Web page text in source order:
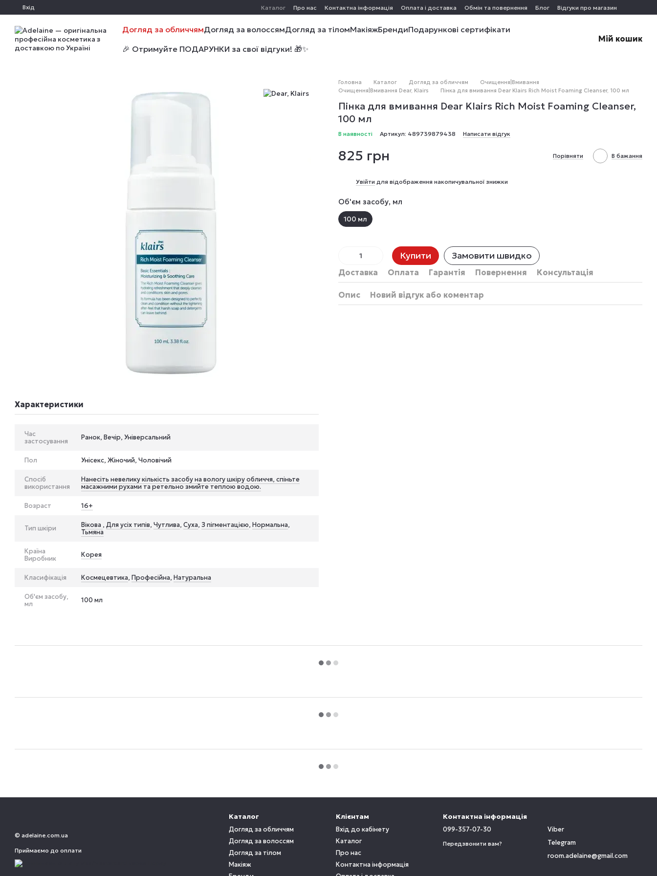
Перейти до основного контенту
Вхід Каталог Про нас Контактна інформація Оплата і доставка Обмін та повернення Блог Відгуки про магазин
Догляд за обличчямДогляд за волоссямДогляд за тіломМакіяжБрендиПодарункові сертифікати
🎉 Отримуйте ПОДАРУНКИ за свої відгуки! 🎁✨
Мій кошик
Характеристики
Час
застосування
Ранок, Вечір, Універсальний
Пол Унісекс, Жіночий, Чоловічий
Спосіб
використання
Нанесіть невелику кількість засобу на вологу шкіру обличчя, спіньте
масажними рухами та ретельно змийте теплою водою.
Возраст 16+
Тип шкіри Вікова , Для усіх типів, Чутлива, Суха, З пігментацією, Нормальна,
Тьмяна
Країна
Виробник
Корея
Класифікація Космецевтика, Професійна, Натуральна
Об'єм засобу,
мл
100 мл
Головна Каталог Догляд за обличчям
Очищення|Вмивання
Очищення|Вмивання Dear, Klairs
Пінка для вмивання Dear Klairs Rich Moist Foaming Cleanser, 100 мл
Пінка для вмивання Dear Klairs Rich Moist Foaming Cleanser,
100 мл
В наявності Артикул: 489739879438 Написати відгук
825 грн Порівняти В бажання
Увійти для відображення накопичувальної знижки
Об'єм засобу, мл
100 мл
Купити Замовити швидко
Доставка Оплата Гарантія Повернення Консультація
Опис Новий відгук або коментар
© adelaine.com.ua
Приймаємо до оплати
Каталог
Догляд за обличчям
Догляд за волоссям
Догляд за тілом
Макіяж
Клієнтам
Вхід до кабінету
Каталог
Про нас
Контактна інформація
Контактна інформація
099-357-07-30
Передзвонити вам?
Viber
Telegram
room.adelaine@gmail.com